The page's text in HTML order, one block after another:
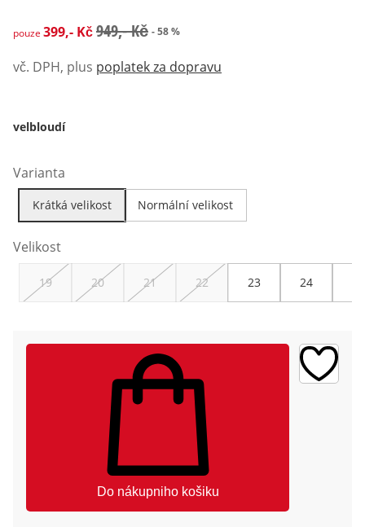
zlevněná cena: 399,- Kč, původní cena: 949,- Kč
pouze 399,- Kč949,- Kč - 58 %
vč. DPH, plus poplatek za dopravu
velbloudí
Varianta
Krátká velikost Normální velikost
Velikost
19 20 21 22 23 24
Do nákupniho košiku